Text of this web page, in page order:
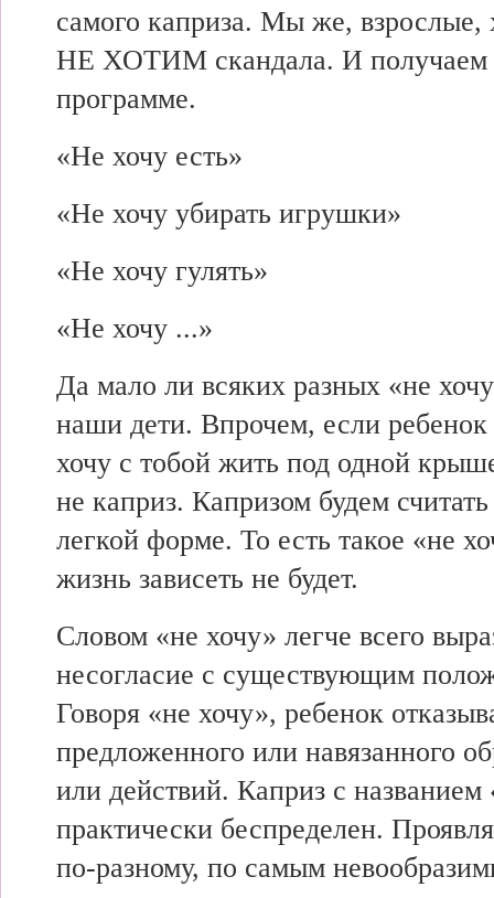
самого каприза. Мы же, взрослые,
НЕ ХОТИМ скандала. И получаем
программе.
«Не хочу есть»
«Не хочу убирать игрушки»
«Не хочу гулять»
«Не хочу ...»
Да мало ли всяких разных «не
наши дети. Впрочем, если ребенок
хочу с тобой жить под одной
не каприз. Капризом будем
легкой форме. То есть такое «не
жизнь зависеть не будет.
Словом «не хочу» легче всего
несогласие с существующим
Говоря «не хочу», ребенок
предложенного или навязанного
или действий. Каприз с
практически беспределен.
по-разному, по самым